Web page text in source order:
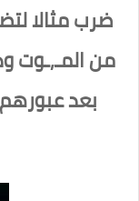
ضرب مثالا
من المـ,ـوت
بعد